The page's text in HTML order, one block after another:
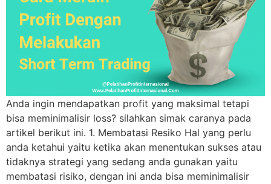
Anda ingin mendapatkan profit yang maksimal tetapi
bisa meminimalisir loss? silahkan simak caranya pada
artikel berikut ini. 1. Membatasi Resiko Hal yang perlu
anda ketahui yaitu ketika akan menentukan sukses atau
tidaknya strategi yang sedang anda gunakan yaitu
membatasi risiko, dengan ini anda bisa meminimalisir